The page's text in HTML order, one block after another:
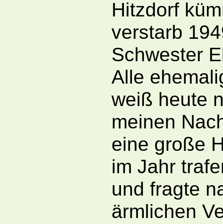
Hitzdorf
verstarb
Schwester
Alle
weiß heute
meinen
eine große
im Jahr
und fragte
ärmlichen